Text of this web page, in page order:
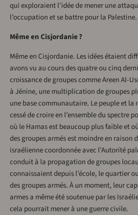
qui exploraient l’idée de mener une
l’occupation et se battre pour la Palestine.
Même en Cisjordanie ?
Même en Cisjordanie. Les idées étaient
avons vu au cours des quatre ou cinq
croissance de groupes comme Areen Al-
à Jénine, une multiplication de groupes
une base communautaire. Le peuple et
cessé de croire en l’ensemble du spectre
où le Hamas est beaucoup plus faible et
des groupes armés est moindre en raison
israélienne coordonnée avec l’Autorité
conduit à la propagation de groupes
connaissaient depuis l’école, le quartier
des groupes armés. À un moment, leur
armes a même été soutenue par les
cela pourrait mener à une guerre civile.